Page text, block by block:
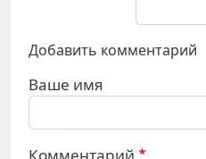
Добавить комментарий
Ваше имя
Комментарий